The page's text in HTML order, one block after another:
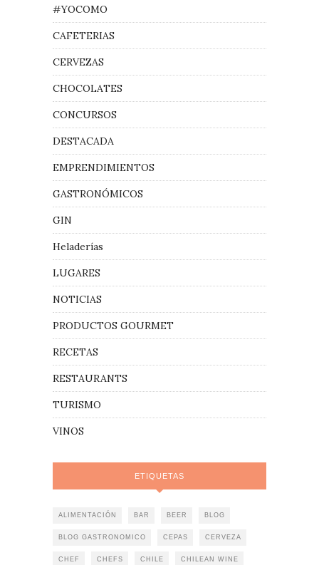
#YOCOMO
CAFETERIAS
CERVEZAS
CHOCOLATES
CONCURSOS
DESTACADA
EMPRENDIMIENTOS
GASTRONÓMICOS
GIN
Heladerías
LUGARES
NOTICIAS
PRODUCTOS GOURMET
RECETAS
RESTAURANTS
TURISMO
VINOS
ETIQUETAS
ALIMENTACIÓN BAR BEER BLOG
BLOG GASTRONOMICO CEPAS CERVEZA
CHEF CHEFS CHILE CHILEAN WINE